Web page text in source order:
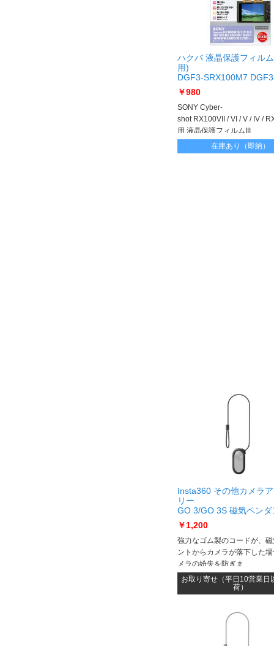
ハクバ 液晶保護フィル
用)
DGF3-SRX100M7
SRX100M7
￥980
SONY Cyber-
shot RX100VII / VI / V / IV /
用 液晶保護フィルムIII
在庫あり（即納）
Insta360 その他カメラ
リー
GO 3/GO 3S 磁気ペンダ
全コード CINSBATJ-B
GO 3/GO 3S 磁気ペン
全コード CINSBATJ-B
￥1,200
強力なゴム製のコードが、
ントからカメラが落下した
メラの紛失を防ぎま
す GO 3/GO 3S を保護する
の保護ケースが付いています
お取り寄せ（平日10営業日
荷）